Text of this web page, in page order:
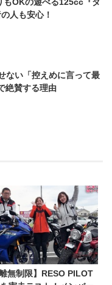
人も安心！
ない「控えめに言って最
絶賛する理由
無制限】RESO PILOT